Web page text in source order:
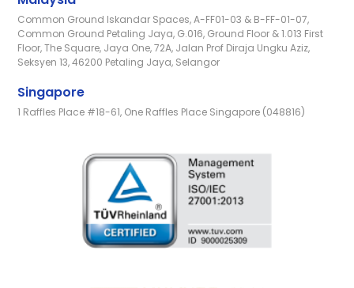
Common Ground Iskandar Spaces, A-FF01-03 & B-FF-01-07,
Common Ground Petaling Jaya, G.016, Ground Floor & 1.013 First
Floor, The Square, Jaya One, 72A, Jalan Prof Diraja Ungku Aziz,
Seksyen 13, 46200 Petaling Jaya, Selangor
Singapore
1 Raffles Place #18-61, One Raffles Place Singapore (048816)